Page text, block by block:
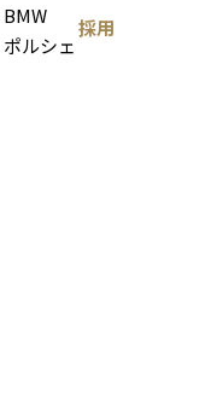
BMW
ポルシェ
採用